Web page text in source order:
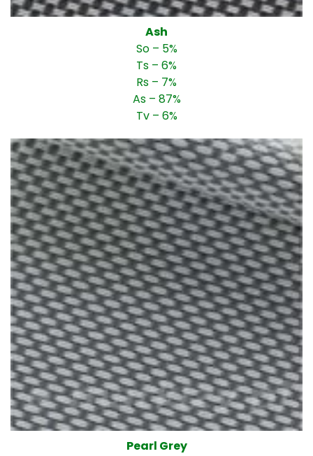
Ash
So – 5%
Ts – 6%
Rs – 7%
As – 87%
Tv – 6%
Pearl Grey